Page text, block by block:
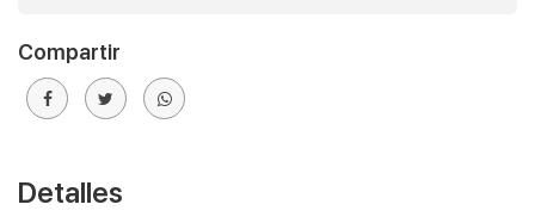
Compartir
Detalles